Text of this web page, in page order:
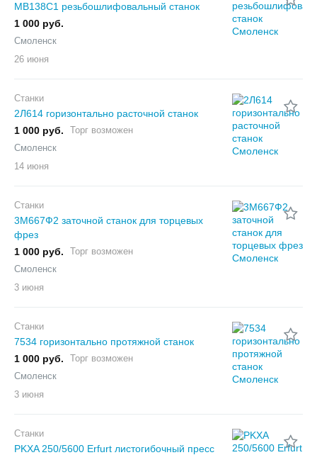
МВ138С1 резьбошлифовальный станок
1 000 руб.
Смоленск
26 июня
Станки
2Л614 горизонтально расточной станок
1 000 руб.
Торг возможен
Смоленск
14 июня
Станки
3М667Ф2 заточной станок для торцевых
фрез
1 000 руб.
Торг возможен
Смоленск
3 июня
Станки
7534 горизонтально протяжной станок
1 000 руб.
Торг возможен
Смоленск
3 июня
Станки
PKXA 250/5600 Erfurt листогибочный пресс